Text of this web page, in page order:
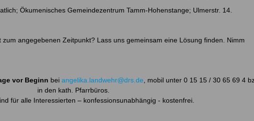
Ökumenisches Gemeindezentrum Tamm-Hohenstange; Ulmerstr. 14.
angegebenen Zeitpunkt? Lass uns gemeinsam eine Lösung finden. Nimm
vor Beginn bei angelika.landwehr@drs.de , mobil unter 0 15 15 / 30 65 69 4
in den kath. Pfarrbüros.
für alle Interessierten – konfessionsunabhängig - kostenfrei.